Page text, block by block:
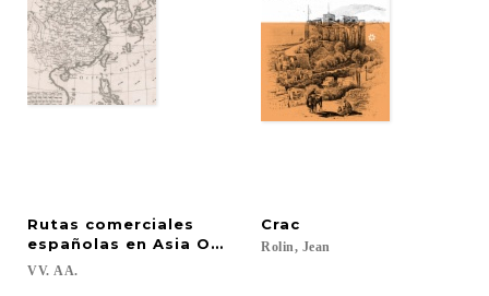
Rutas comerciales
españolas en Asia Oriental entre los siglos XVI y
VV. AA.
Crac
Rolin, Jean